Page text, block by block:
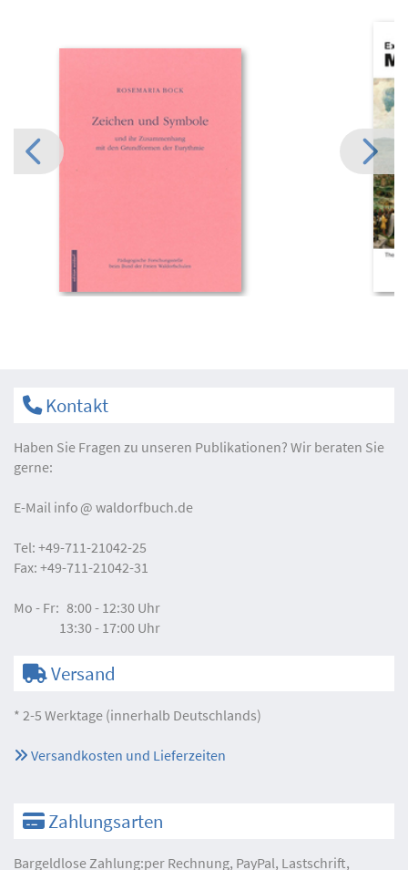
Kontakt
Haben Sie Fragen zu unseren Publikationen? Wir beraten Sie
gerne:
E-Mail info waldorfbuch.de
Tel: +49-711-21042-25
Fax: +49-711-21042-31
Mo - Fr: 8:00 - 12:30 Uhr
13:30 - 17:00 Uhr
Versand
* 2-5 Werktage (innerhalb Deutschlands)
Versandkosten und Lieferzeiten
Zahlungsarten
Bargeldlose Zahlung:per Rechnung, PayPal, Lastschrift,